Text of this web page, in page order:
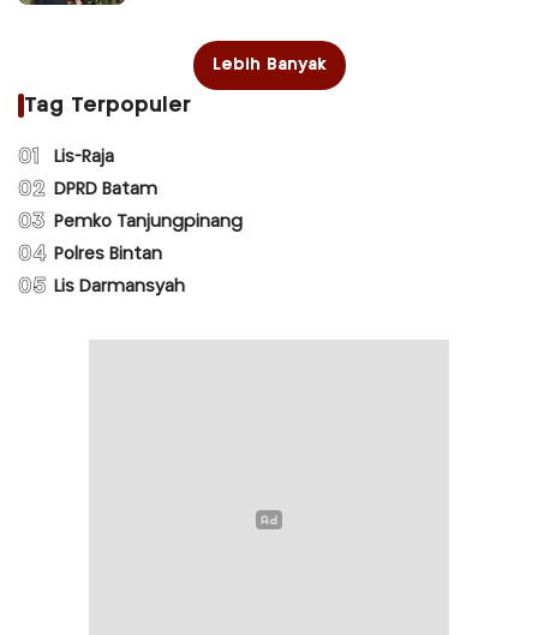
Lebih Banyak
Tag Terpopuler
01 Lis-Raja
02 DPRD Batam
03 Pemko Tanjungpinang
04 Polres Bintan
05 Lis Darmansyah